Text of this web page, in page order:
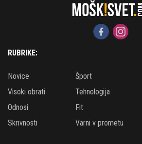
RUBRIKE:
Novice Šport
Visoki obrati
Tehnologija
Odnosi
Fit
Skrivnosti
Varni v prometu